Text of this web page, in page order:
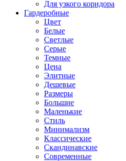
Для узкого коридора
Гардеробные
Цвет
Белые
Светлые
Серые
Темные
Цена
Элитные
Дешевые
Размеры
Большие
Маленькие
Стиль
Минимализм
Классические
Скандинавские
Современные